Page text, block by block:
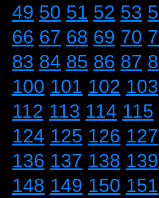
49 50 51 52 53
66 67 68 69 70
83 84 85 86 87
100 101 102 103
112 113 114 115
124 125 126 127
136 137 138 139
148 149 150 151